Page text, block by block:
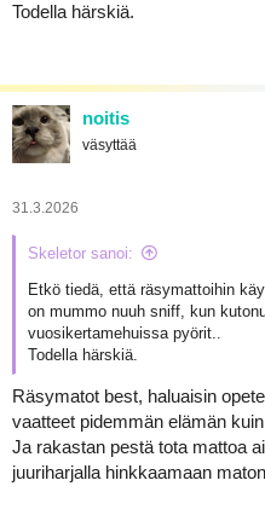
Todella härskiä.
noitis
väsyttää
31.3.2026
Skeletor sanoi:
Etkö tiedä, että räsymattoihin
on mummo nuuh sniff, kun
vuosikertamehuissa pyörit..
Todella härskiä.
Räsymatot best, haluaisin
vaatteet pidemmän elämän
Ja rakastan pestä tota mattoa
juuriharjalla hinkkaamaan